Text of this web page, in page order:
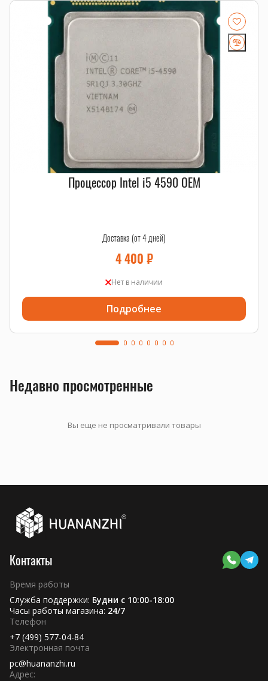
Процессор Intel i5 4590 OEM
Доставка (от 4 дней)
4 400 ₽
Нет в наличии
Подробнее
Недавно просмотренные
Вы еще не просматривали товары
Контакты
Время работы
Служба поддержки: Будни с 10:00-18:00
Часы работы магазина: 24/7
Телефон
+7 (499) 577-04-84
Электронная почта
pc@huananzhi.ru
Адрес: